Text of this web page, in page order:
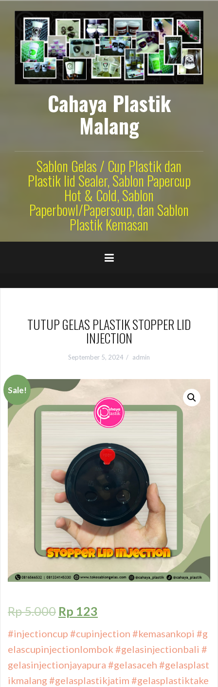
konten
Cahaya Plastik
Malang
Sablon Gelas / Cup Plastik dan
Plastik lid Sealer, Sablon Papercup
Hot & Cold, Sablon
Paperbowl/Papersoup, dan Sablon
Plastik Kemasan
TUTUP GELAS PLASTIK STOPPER LID
INJECTION
September 5, 2024 admin
Sale!
Rp5.000 Rp 123
#injectioncup #cupinjection #kemasankopi #g
elascupinjectionlombok #gelasinjectionbali #
gelasinjectionjayapura #gelasaceh #gelasplast
ikmalang #gelasplastikjatim #gelasplastiktake